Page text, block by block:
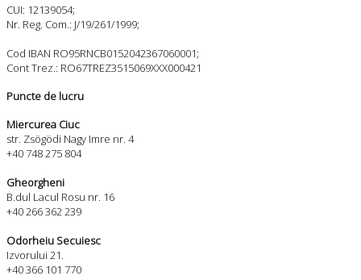
CUI: 12139054;
Nr. Reg. Com.: J/19/261/1999;
Cod IBAN RO95RNCB0152042367060001;
Cont Trez.: RO67TREZ3515069XXX000421
Puncte de lucru
Miercurea Ciuc
str. Zsögödi Nagy Imre nr. 4
+40 748 275 804
Gheorgheni
B.dul Lacul Rosu nr. 16
+40 266 362 239
Odorheiu Secuiesc
Izvorului 21.
+40 366 101 770